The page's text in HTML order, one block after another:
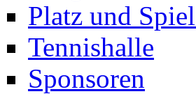
Platz und
Tennishalle
Sponsoren